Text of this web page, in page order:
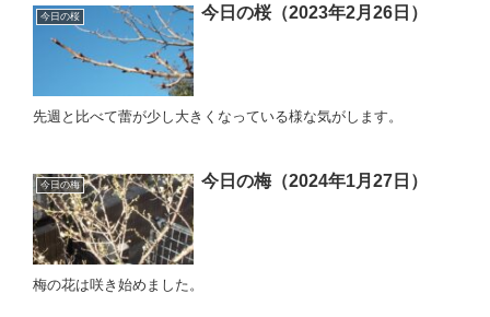
今日の桜 今日の桜（2023年2月26日）
先週と比べて蕾が少し大きくなっている様な気がします。
今日の梅 今日の梅（2024年1月27日）
梅の花は咲き始めました。